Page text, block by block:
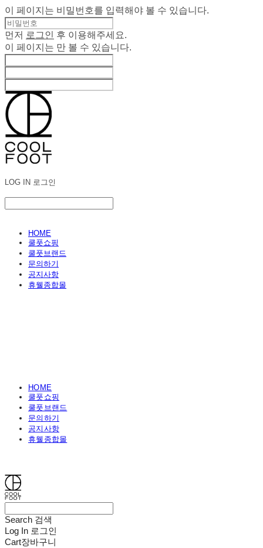
이 페이지는 비밀번호를 입력해야 볼 수 있습니다.
먼저 로그인
후 이용해주세요.
이 페이지는 만 볼 수 있습니다.
LOG IN 로그인
HOME
쿨풋쇼핑
쿨풋브랜드
문의하기
공지사항
휴웰종합몰
HOME
쿨풋쇼핑
쿨풋브랜드
문의하기
공지사항
휴웰종합몰
Search 검색
Log In 로그인
Cart장바구니